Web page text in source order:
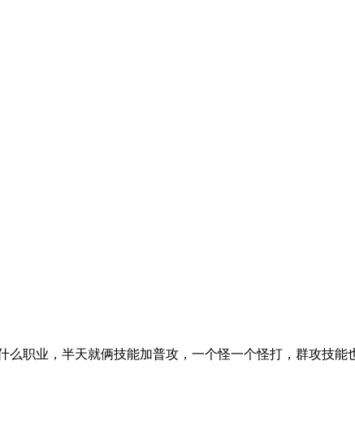
么职业，半天就俩技能加普攻，一个怪一个怪打，群攻技